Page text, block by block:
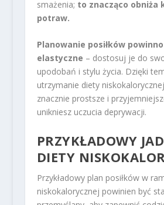
smażenia; to znacząco obniża
potraw.
Planowanie posiłków
elastyczne – dostosuj je do
upodobań i stylu życia. Dzięki
utrzymanie diety
znacznie prostsze i
unikniesz uczucia deprywacji.
PRZYKŁADOWY
DIETY
Przykładowy plan posiłków w
niskokalorycznej powinien być